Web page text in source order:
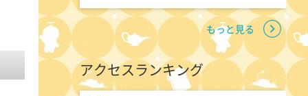
熱闘甲子園 涙は、強さにな
る。
よる 11:40
もっと見る
アクセスランキング